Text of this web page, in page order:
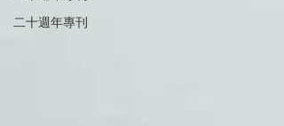
二十週年專刊